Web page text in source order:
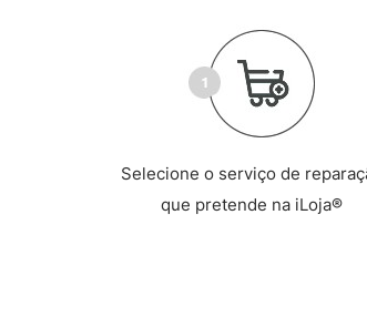
Selecione o serviço de
que pretende na iLoja®